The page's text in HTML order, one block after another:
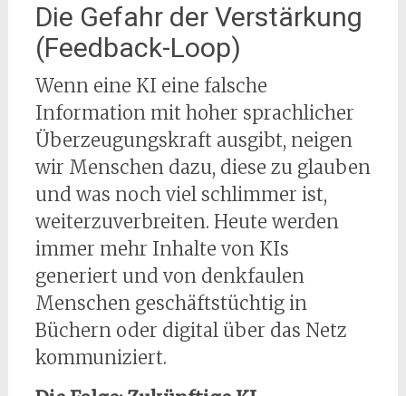
Die Gefahr der Verstärkung
(Feedback-Loop)
Wenn eine KI eine falsche
Information mit hoher sprachlicher
Überzeugungskraft ausgibt, neigen
wir Menschen dazu, diese zu glauben
und was noch viel schlimmer ist,
weiterzuverbreiten. Heute werden
immer mehr Inhalte von KIs
generiert und von denkfaulen
Menschen geschäftstüchtig in
Büchern oder digital über das Netz
kommuniziert.